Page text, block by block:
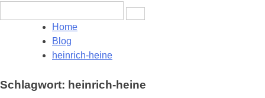
for:
Home
Blog
heinrich-heine
Schlagwort: heinrich-heine